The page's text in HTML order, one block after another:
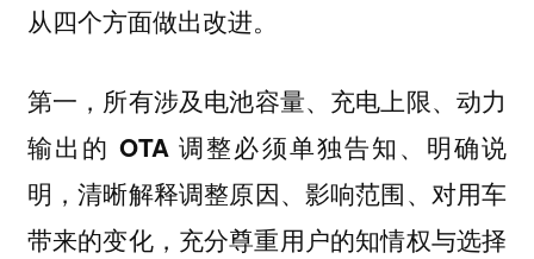
从四个方面做出改进。
第一， 所有涉及电池容量、充电上限、动力
输出的 OTA 调整必须单独告知、明确说
明 ，清晰解释调整原因、影响范围、对用车
带来的变化，充分尊重用户的知情权与选择